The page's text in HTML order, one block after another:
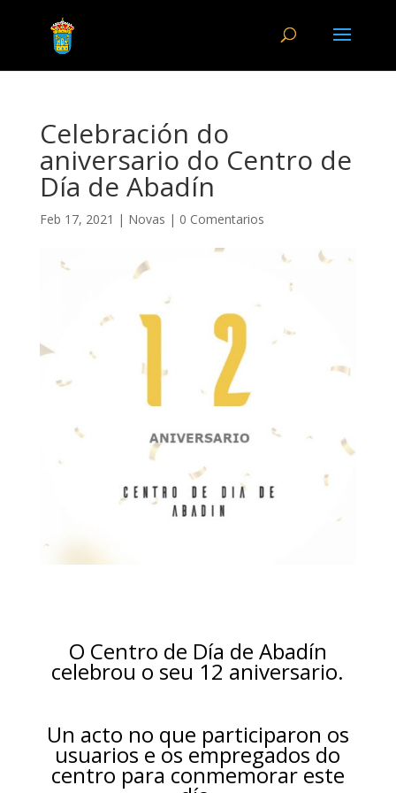
Celebración do
aniversario do Centro de
Día de Abadín
Feb 17, 2021 | Novas | 0 Comentarios
O Centro de Día de Abadín
celebrou o seu 12 aniversario.
Un acto no que participaron os
usuarios e os empregados do
centro para conmemorar este